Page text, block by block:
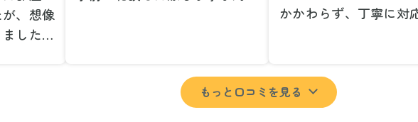
、想像
した。
いものが多かったのですが、手
際よく対応していただき驚きま
かかわらず、丁寧に対
じてくださり、次回も
いしたいと思いました
特に、自分では持ち運
もっと口コミを見る